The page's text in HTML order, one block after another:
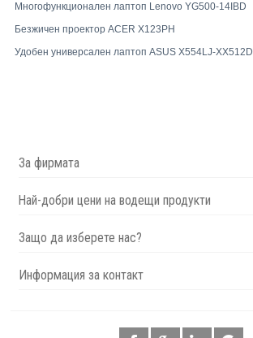
Многофункционален лаптоп Lenovo YG500-14IBD
Безжичен проектор ACER X123PH
Удобен универсален лаптоп ASUS X554LJ-XX512D
За фирмата
Най-добри цени на водещи продукти
Защо да изберете нас?
Информация за контакт